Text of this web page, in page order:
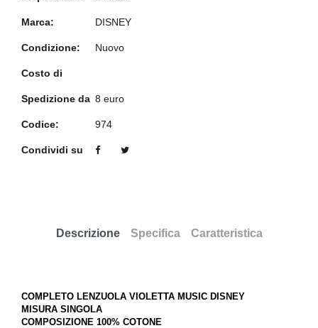
Marca: DISNEY
Condizione: Nuovo
Costo di
Spedizione da 8 euro
Codice: 974
Condividi su
Descrizione Specifica Caratteristica
COMPLETO LENZUOLA VIOLETTA MUSIC DISNEY
MISURA SINGOLA
COMPOSIZIONE 100% COTONE